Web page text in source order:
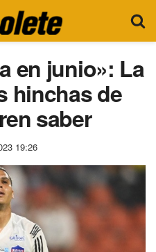
en junio»: La
hinchas de
saber
19:26